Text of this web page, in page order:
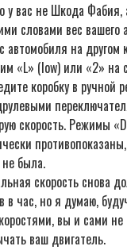
у вас не Шкода
словами вес
автомобиля на другом
«L» (low) или «2» на
коробку в ручной
скорость. Режимы
была.
скорость снова
в час, но я думаю,
вы и сами не
ваш двигатель.